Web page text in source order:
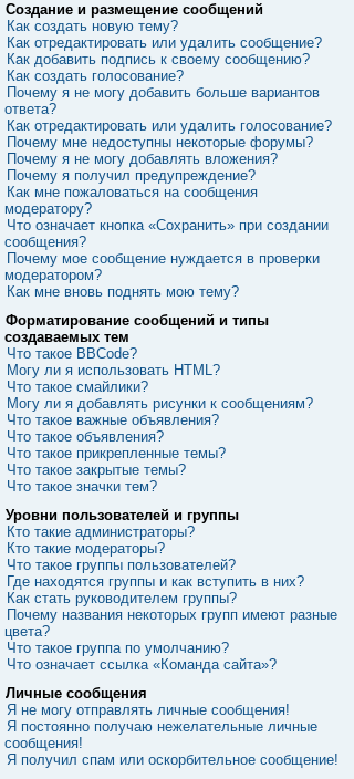
Создание и размещение сообщений
Как создать новую тему?
Как отредактировать или удалить сообщение?
Как добавить подпись к своему сообщению?
Как создать голосование?
Почему я не могу добавить больше вариантов
ответа?
Как отредактировать или удалить голосование?
Почему мне недоступны некоторые форумы?
Почему я не могу добавлять вложения?
Почему я получил предупреждение?
Как мне пожаловаться на сообщения
модератору?
Что означает кнопка «Сохранить» при создании
сообщения?
Почему мое сообщение нуждается в проверки
модератором?
Как мне вновь поднять мою тему?
Форматирование сообщений и типы
создаваемых тем
Что такое BBCode?
Могу ли я использовать HTML?
Что такое смайлики?
Могу ли я добавлять рисунки к сообщениям?
Что такое важные объявления?
Что такое объявления?
Что такое прикрепленные темы?
Что такое закрытые темы?
Что такое значки тем?
Уровни пользователей и группы
Кто такие администраторы?
Кто такие модераторы?
Что такое группы пользователей?
Где находятся группы и как вступить в них?
Как стать руководителем группы?
Почему названия некоторых групп имеют разные
цвета?
Что такое группа по умолчанию?
Что означает ссылка «Команда сайта»?
Личные сообщения
Я не могу отправлять личные сообщения!
Я постоянно получаю нежелательные личные
сообщения!
Я получил спам или оскорбительное сообщение!